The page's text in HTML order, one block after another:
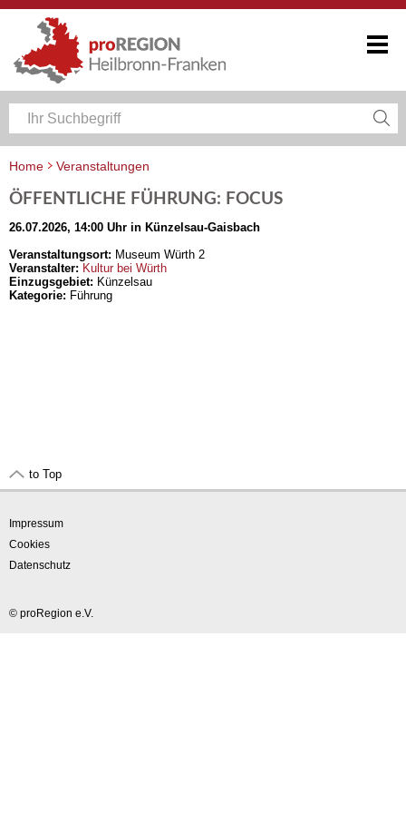
Home
Veranstaltungen
ÖFFENTLICHE FÜHRUNG: FOCUS
26.07.2026, 14:00 Uhr in Künzelsau-Gaisbach
Veranstaltungsort: Museum Würth 2
Veranstalter: Kultur bei Würth
Einzugsgebiet: Künzelsau
Kategorie: Führung
to Top
Impressum
Cookies
Datenschutz
© proRegion e.V.